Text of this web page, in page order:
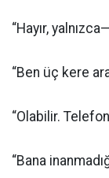
“Hayır,
“Ben üç kere
“Olabilir.
“Bana